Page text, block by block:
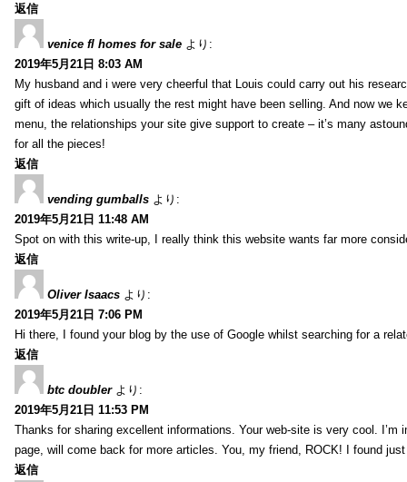
返信
venice fl homes for sale より:
2019年5月21日 8:03 AM
My husband and i were very cheerful that Louis could carry out his
gift of ideas which usually the rest might have been selling. And now we
menu, the relationships your site give support to create – it’s many
for all the pieces!
返信
vending gumballs より:
2019年5月21日 11:48 AM
Spot on with this write-up, I really think this website wants far more
返信
Oliver Isaacs より:
2019年5月21日 7:06 PM
Hi there, I found your blog by the use of Google whilst searching for a
返信
btc doubler より:
2019年5月21日 11:53 PM
Thanks for sharing excellent informations. Your web-site is very cool.
page, will come back for more articles. You, my friend, ROCK! I found
返信